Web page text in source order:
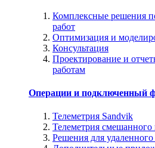
Комплексные решения
работ
Оптимизация и
Консультация
Проектирование и
работам
Операции и подключенный
Телеметрия Sandvik
Телеметрия смешанного
Решения для